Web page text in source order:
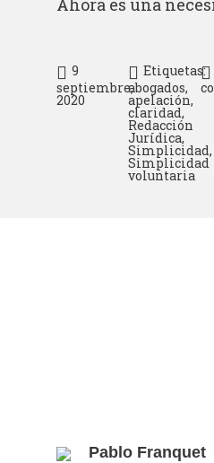
Ahora es una
9
septiembre,
2020
Etiquetas:
abogados,
apelación,
claridad,
Redacción
Jurídica,
Simplicidad,
Simplicidad
voluntaria
Pablo Franquet